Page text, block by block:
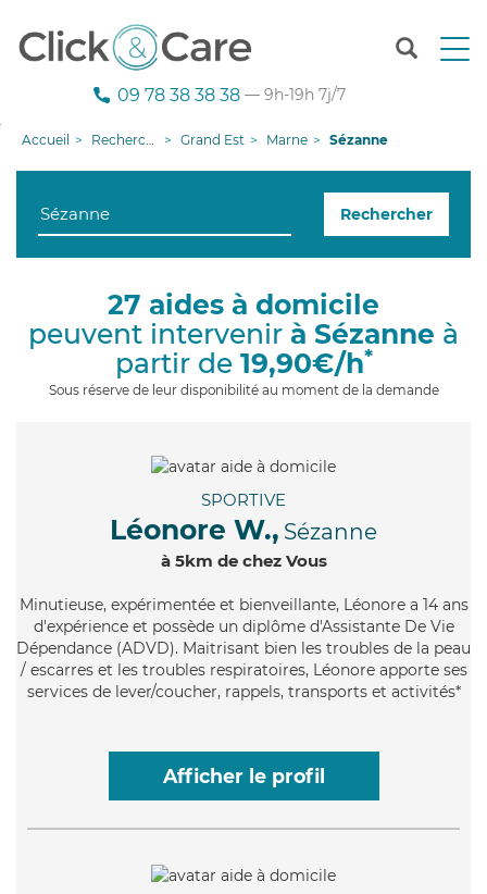
T
n
g
i
09 78 38 38 38 — 9h-19h 7j/7
Accueil Recherche aide à domicile Grand Est Marne Sézanne
Rechercher
27 aides à domicile
peuvent intervenir à Sézanne à
partir de 19,90€/h*
Sous réserve de leur disponibilité au moment de la demande
SPORTIVE
Léonore W., Sézanne
à 5km de chez Vous
Minutieuse, expérimentée et bienveillante, Léonore a 14 ans
d'expérience et possède un diplôme d'Assistante De Vie
Dépendance (ADVD). Maitrisant bien les troubles de la peau
/ escarres et les troubles respiratoires, Léonore apporte ses
services de lever/coucher, rappels, transports et activités*
Afficher le profil